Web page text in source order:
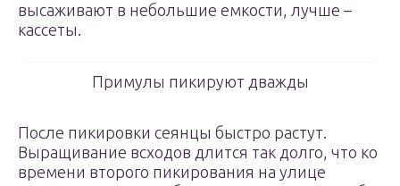
высаживают в небольшие емкости, лучше –
кассеты.
Примулы пикируют дважды
После пикировки сеянцы быстро растут.
Выращивание всходов длится так долго, что ко
времени второго пикирования на улице